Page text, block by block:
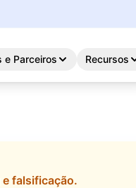
e Parceiros Recursos
falsificação.